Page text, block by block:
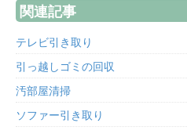
関連記事
テレビ引き取り
引っ越しゴミの回収
汚部屋清掃
ソファー引き取り